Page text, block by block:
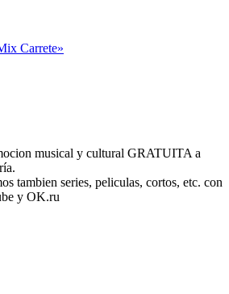
Carrete»
musical y cultural GRATUITA a
tambien series, peliculas, cortos, etc. con
y OK.ru